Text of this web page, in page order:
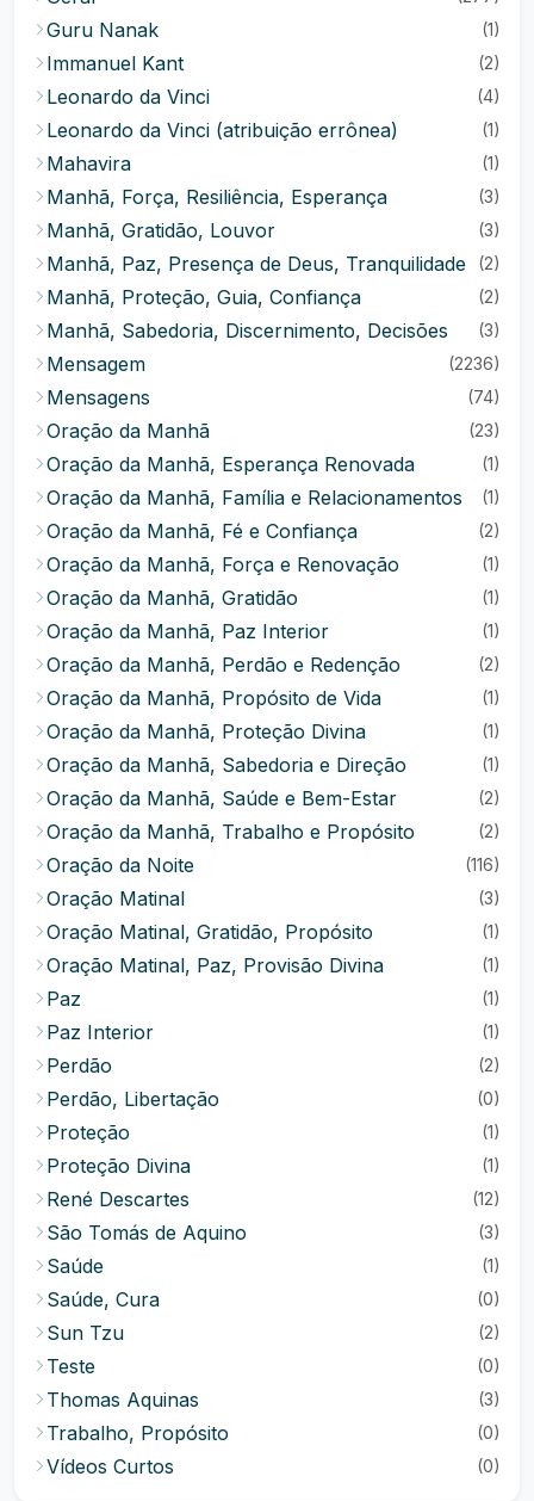
Guru Nanak (1)
Immanuel Kant (2)
Leonardo da Vinci (4)
Leonardo da Vinci (atribuição errônea) (1)
Mahavira (1)
Manhã, Força, Resiliência, Esperança (3)
Manhã, Gratidão, Louvor (3)
Manhã, Paz, Presença de Deus, Tranquilidade (2)
Manhã, Proteção, Guia, Confiança (2)
Manhã, Sabedoria, Discernimento, Decisões (3)
Mensagem (2236)
Mensagens (74)
Oração da Manhã (23)
Oração da Manhã, Esperança Renovada (1)
Oração da Manhã, Família e Relacionamentos (1)
Oração da Manhã, Fé e Confiança (2)
Oração da Manhã, Força e Renovação (1)
Oração da Manhã, Gratidão (1)
Oração da Manhã, Paz Interior (1)
Oração da Manhã, Perdão e Redenção (2)
Oração da Manhã, Propósito de Vida (1)
Oração da Manhã, Proteção Divina (1)
Oração da Manhã, Sabedoria e Direção (1)
Oração da Manhã, Saúde e Bem-Estar (2)
Oração da Manhã, Trabalho e Propósito (2)
Oração da Noite (116)
Oração Matinal (3)
Oração Matinal, Gratidão, Propósito (1)
Oração Matinal, Paz, Provisão Divina (1)
Paz (1)
Paz Interior (1)
Perdão (2)
Perdão, Libertação (0)
Proteção (1)
Proteção Divina (1)
René Descartes (12)
São Tomás de Aquino (3)
Saúde (1)
Saúde, Cura (0)
Sun Tzu (2)
Teste (0)
Thomas Aquinas (3)
Trabalho, Propósito (0)
Vídeos Curtos (0)